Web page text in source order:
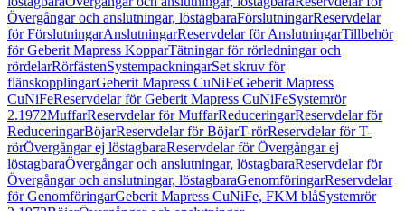
Övergångar och anslutningar, löstagbaraFörslutningarReservdelar
för FörslutningarAnslutningarReservdelar för AnslutningarTillbehör
för Geberit Mapress KopparTätningar för rörledningar och
rördelarRörfästenSystempackningarSet skruv för
flänskopplingarGeberit Mapress CuNiFeGeberit Mapress
CuNiFeReservdelar för Geberit Mapress CuNiFeSystemrör
2.1972MuffarReservdelar för MuffarReduceringarReservdelar för
ReduceringarBöjarReservdelar för BöjarT-rörReservdelar för T-
rörÖvergångar ej löstagbaraReservdelar för Övergångar ej
löstagbaraÖvergångar och anslutningar, löstagbaraReservdelar för
Övergångar och anslutningar, löstagbaraGenomföringarReservdelar
för GenomföringarGeberit Mapress CuNiFe, FKM blåSystemrör